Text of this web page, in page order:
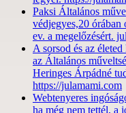
Paksi Általános
védjegyes,20
ev. a megelőzésért.
A sorsod és az
az Általános
Heringes Árpádné
https://julamami.com
Webtenyeres
ha még nem tettél, a